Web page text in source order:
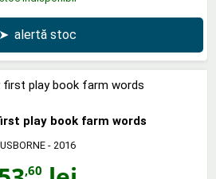
➤ alertă stoc
play book farm words
USBORNE- 2016
,60